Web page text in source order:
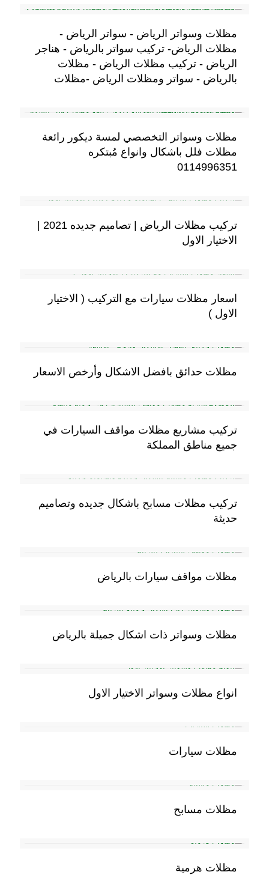
مظلات وسواتر الرياض - سواتر الرياض -
مظلات الرياض- تركيب سواتر بالرياض - هناجر
الرياض - تركيب مظلات الرياض - مظلات
بالرياض - سواتر ومظلات الرياض -مظلات
مظلات وسواتر التخصصي لمسة ديكور رائعة
مظلات فلل باشكال وانواع مُبتكره
0114996351
الاختيار الاول
اسعار مظلات سيارات مع التركيب ( الاختيار
الاول )
مظلات حدائق بافضل الاشكال وأرخص الاسعار
تركيب مشاريع مظلات مواقف السيارات في
جميع مناطق المملكة
تركيب مظلات مسابح باشكال جديده وتصاميم
حديثة
مظلات مواقف سيارات بالرياض
مظلات وسواتر ذات اشكال جميلة بالرياض
انواع مظلات وسواتر الاختيار الاول
مظلات سيارات
مظلات مسابح
مظلات هرمية